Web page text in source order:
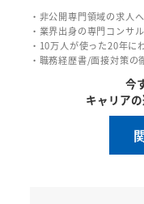
・非公開専門領域の求人
・業界出身の専門コンサ
・10万人が使った20年に
・職務経歴書/面接対策の
今
キャリア